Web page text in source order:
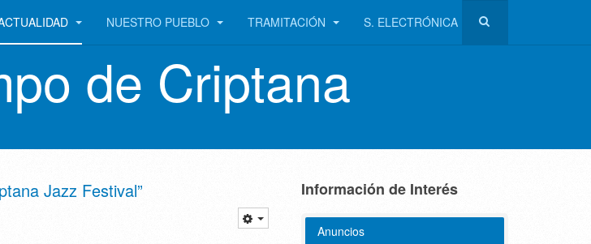
NUESTRO PUEBLO TRAMITACIÓN S. ELECTRÓNICA
de Criptana
Jazz Festival” Información de Interés
Anuncios